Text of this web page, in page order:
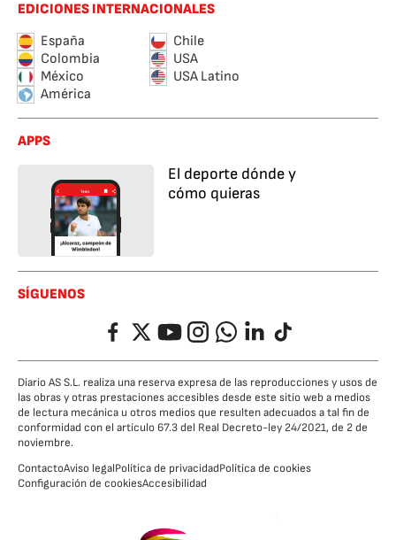
EDICIONES INTERNACIONALES
España
Chile
Colombia
USA
México
USA Latino
América
APPS
El deporte dónde y
cómo quieras
SÍGUENOS
FacebookTwitterYouTubeInstagramWhatsappLinkedIn
TikTok
Diario AS S.L. realiza una reserva expresa de las reproducciones y usos de
las obras y otras prestaciones accesibles desde este sitio web a medios
de lectura mecánica u otros medios que resulten adecuados a tal fin de
conformidad con el artículo 67.3 del Real Decreto-ley 24/2021, de 2 de
noviembre.
ContactoAviso legalPolítica de privacidadPolítica de cookies
Configuración de cookiesAccesibilidad